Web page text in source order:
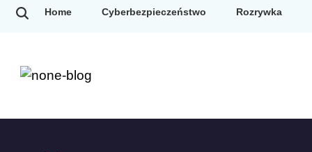
Home Cyberbezpieczeństwo Rozrywka